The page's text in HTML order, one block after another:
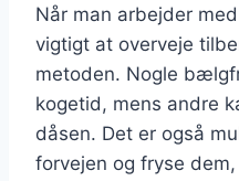
Når man arbejder
vigtigt at overveje
metoden. Nogle
kogetid, mens andre
dåsen. Det er også
forvejen og fryse